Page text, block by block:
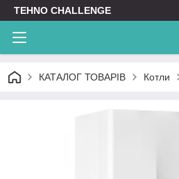
TEHNO CHALLENGE
КАТАЛОГ ТОВАРІВ Котли